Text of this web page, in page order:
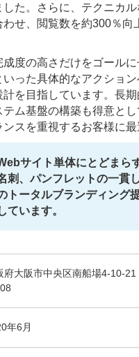
た。さらに、テクニカル
せ、閲覧数を約300％向
成度の高さだけをゴール
った具体的なアクショ
計を目指しています。長
ム基盤の構築も得意と
スを重視するお客様に最
サイト単体にとどまら
刺、パンフレットの一貫
トータルブランディング
ています。
府大阪市中央区南船場4-10-
年6月